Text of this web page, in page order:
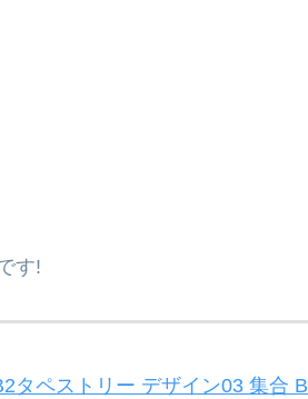
す!
タペストリー デザイン03 集合 B